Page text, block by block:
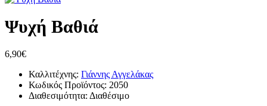
Ψυχή Βαθιά
6,90€
Καλλιτέχνης: Γιάννης Αγγελάκας
Κωδικός Προϊόντος: 2050
Διαθεσιμότητα: Διαθέσιμο